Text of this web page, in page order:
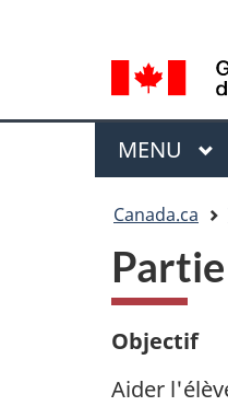
de
la
langue
Menu
MENU
Canada.ca
Objectif
Aider